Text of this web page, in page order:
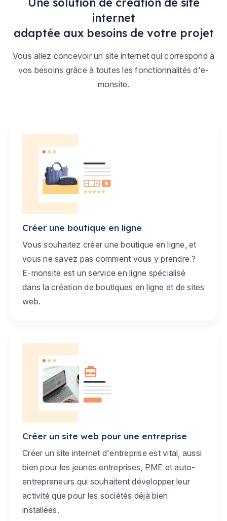
internet
adaptée aux besoins de votre projet
Vous allez concevoir un site internet qui correspond à
vos besoins grâce à toutes les fonctionnalités d'e-
monsite.
Créer une boutique en ligne
Vous souhaitez créer une boutique en ligne, et
vous ne savez pas comment vous y prendre ?
E-monsite est un service en ligne spécialisé
dans la création de boutiques en ligne et de sites
web.
Créer un site web pour une entreprise
Créer un site internet d'entreprise est vital, aussi
bien pour les jeunes entreprises, PME et auto-
entrepreneurs qui souhaitent développer leur
activité que pour les sociétés déjà bien
installées.